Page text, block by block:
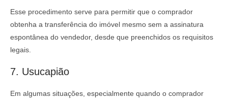
Esse procedimento serve para permitir que o comprador
obtenha a transferência do imóvel mesmo sem a assinatura
espontânea do vendedor, desde que preenchidos os requisitos
legais.
7. Usucapião
Em algumas situações, especialmente quando o comprador